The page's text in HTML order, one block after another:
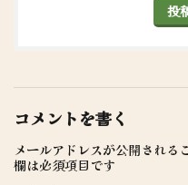
投
コメントを書く
メールアドレスが公開される
欄は必須項目です